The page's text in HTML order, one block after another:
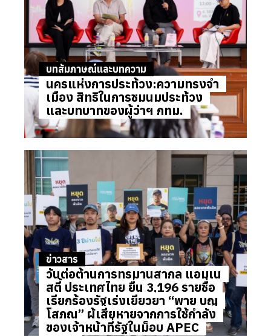
บทสัมภาษณ์และบทความ
นครแห่งการประท้วง:ความทรงจำ
เมือง สิทธิในการชุมนุมประท้วง
และบทบาทของผู้ว่าฯ กทม.
ข่าวสาร
วันต่อต้านการทรมานสากล แอมเน
สตี้ ประเทศไทย ยื่น 3,196 รายชื่อ
เรียกร้องรัฐเร่งเยียวยา “พายุ บุญ
โสภณ” ผู้เสียหายจากการใช้กำลัง
ของเจ้าหน้าที่รัฐในม็อบ APEC